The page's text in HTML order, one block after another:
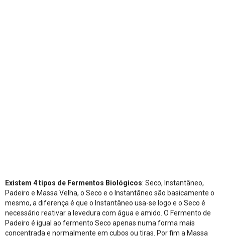
Existem 4 tipos de Fermentos Biológicos: Seco, Instantâneo,
Padeiro e Massa Velha, o Seco e o Instantâneo são basicamente o
mesmo, a diferença é que o Instantâneo usa-se logo e o Seco é
necessário reativar a levedura com água e amido. O Fermento de
Padeiro é igual ao fermento Seco apenas numa forma mais
concentrada e normalmente em cubos ou tiras. Por fim a Massa